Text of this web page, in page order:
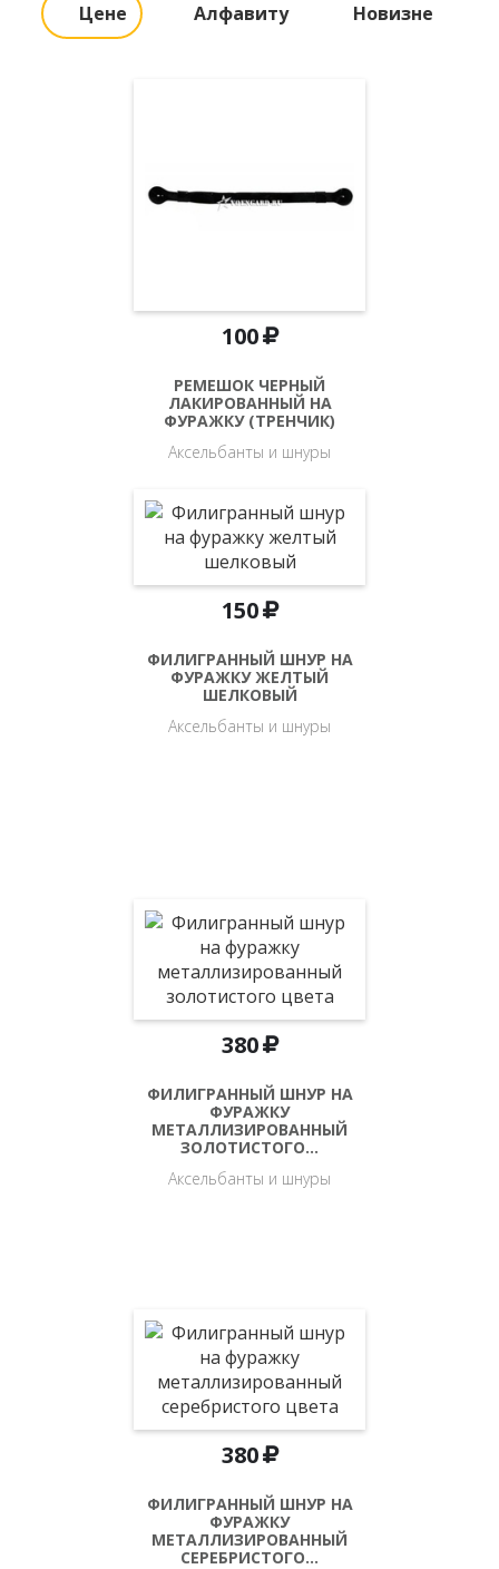
Цене
Алфавиту Новизне
100
РЕМЕШОК ЧЕРНЫЙ
ЛАКИРОВАННЫЙ НА
ФУРАЖКУ (ТРЕНЧИК)
Аксельбанты и шнуры
150
ФИЛИГРАННЫЙ ШНУР НА
ФУРАЖКУ ЖЕЛТЫЙ
ШЕЛКОВЫЙ
Аксельбанты и шнуры
380
ФИЛИГРАННЫЙ ШНУР НА
ФУРАЖКУ
МЕТАЛЛИЗИРОВАННЫЙ
ЗОЛОТИСТОГО…
Аксельбанты и шнуры
380
ФИЛИГРАННЫЙ ШНУР НА
ФУРАЖКУ
МЕТАЛЛИЗИРОВАННЫЙ
СЕРЕБРИСТОГО…